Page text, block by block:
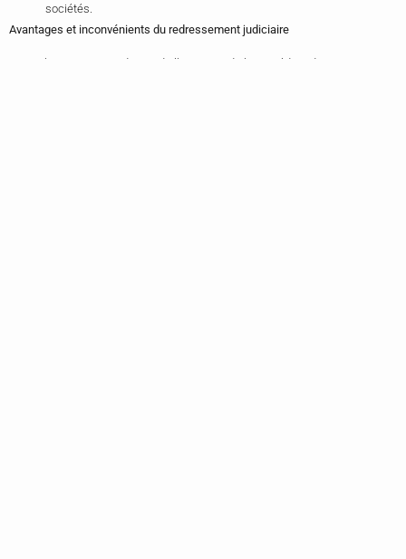
sociétés.
Avantages et inconvénients du redressement judiciaire
Lorsqu’une entreprise demande l’ouverture de la procédure de